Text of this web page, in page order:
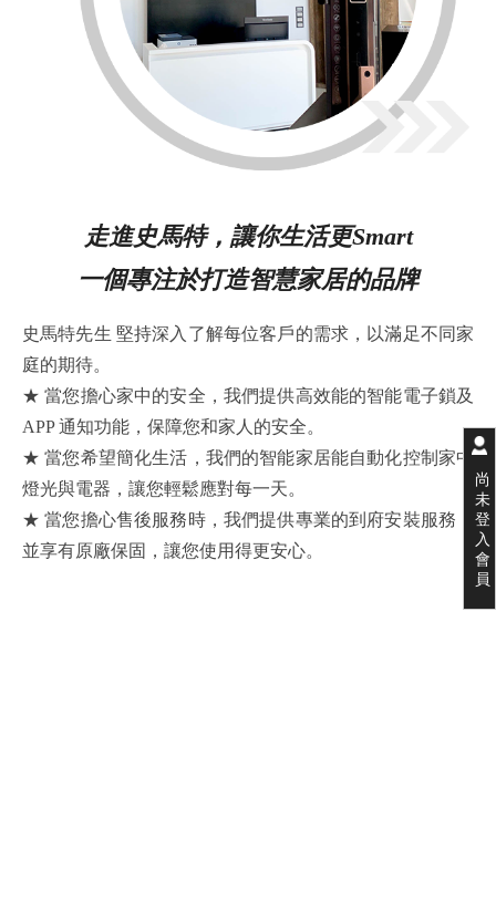
尚
未
登
入
會
員
走進史馬特，讓你生活更Smart
一個專注於打造智慧家居的品牌
史馬特先生 堅持深入了解每位客戶的需求，以滿足不同家
庭的期待。
★ 當您擔心家中的安全，我們提供高效能的智能電子鎖及
APP 通知功能，保障您和家人的安全。
★ 當您希望簡化生活，我們的智能家居能自動化控制家中
燈光與電器，讓您輕鬆應對每一天。
★ 當您擔心售後服務時，我們提供專業的到府安裝服務，
並享有原廠保固，讓您使用得更安心。